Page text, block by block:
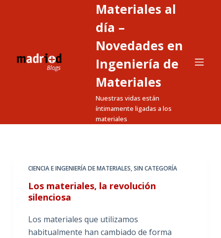
o
Materiales al
día –
Novedades en
Ingeniería de
Materiales
Nuestras vidas están
íntimamente ligadas a los
materiales
CIENCIA E INGENIERÍA DE MATERIALES,SIN CATEGORÍA
Los materiales, la revolución
silenciosa
Los materiales que utilizamos
habitualmente han cambiado de forma